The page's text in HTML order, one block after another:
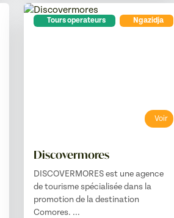
Tours operateurs Ngazidja
Voir
Discovermores
DISCOVERMORES est une agence
de tourisme spécialisée dans la
promotion de la destination
Comores. ...